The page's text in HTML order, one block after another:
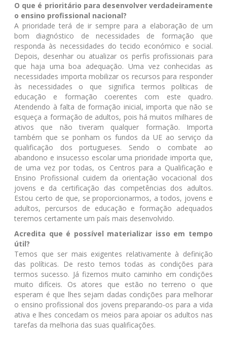
O que é prioritário para desenvolver verdadeiramente
o ensino profissional nacional?
A prioridade terá de ir sempre para a elaboração de um
bom diagnóstico de necessidades de formação que
responda às necessidades do tecido económico e social.
Depois, desenhar ou atualizar os perfis profissionais para
que haja uma boa adequação. Uma vez conhecidas as
necessidades importa mobilizar os recursos para responder
às necessidades o que significa termos políticas de
educação e formação coerentes com este quadro.
Atendendo à falta de formação inicial, importa que não se
esqueça a formação de adultos, pois há muitos milhares de
ativos que não tiveram qualquer formação. Importa
também que se ponham os fundos da UE ao serviço da
qualificação dos portugueses. Sendo o combate ao
abandono e insucesso escolar uma prioridade importa que,
de uma vez por todas, os Centros para a Qualificação e
Ensino Profissional cuidem da orientação vocacional dos
jovens e da certificação das competências dos adultos.
Estou certo de que, se proporcionarmos, a todos, jovens e
adultos, percursos de educação e formação adequados
teremos certamente um país mais desenvolvido.
Acredita que é possível materializar isso em tempo
útil?
Temos que ser mais exigentes relativamente à definição
das políticas. De resto temos todas as condições para
termos sucesso. Já fizemos muito caminho em condições
muito difíceis. Os atores que estão no terreno o que
esperam é que lhes sejam dadas condições para melhorar
o ensino profissional dos jovens preparando-os para a vida
ativa e lhes concedam os meios para apoiar os adultos nas
tarefas da melhoria das suas qualificações.